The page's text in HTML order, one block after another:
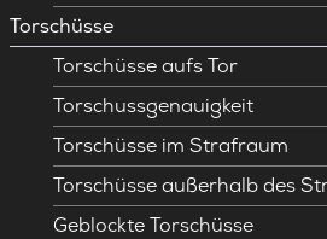
Torschüsse
Torschüsse aufs Tor
Torschussgenauigkeit
Torschüsse im Strafraum
Torschüsse außerhalb des
Geblockte Torschüsse